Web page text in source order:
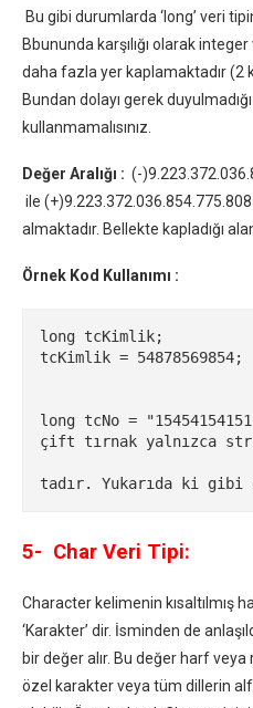
Bu gibi durumlarda ‘long’ veri
Bbununda karşılığı olarak
daha fazla yer kaplamaktadır (2
Bundan dolayı gerek
kullanmamalısınız.
Değer Aralığı : (-
ile
almaktadır. Bellekte kapladığı
Örnek Kod Kullanımı :
long tcKimlik;
tcKimlik = 54878569854;
long tcNo =
çift tırnak yalnızca
tadır. Yukarıda ki gibi
5- Char Veri Tipi:
Character kelimenin kısaltılmış
‘Karakter’ dir. İsminden de
bir değer alır. Bu değer harf veya
özel karakter veya tüm dillerin